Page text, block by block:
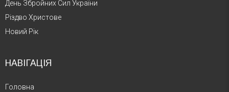
День Збройних Сил України
Різдво Христове
Новий Рік
НАВІГАЦІЯ
Головна